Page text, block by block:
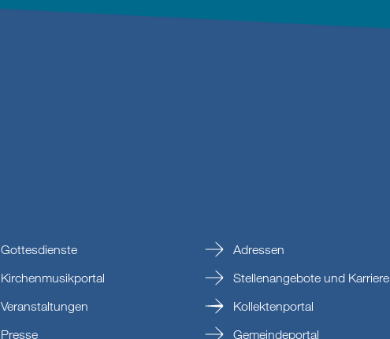
Gottesdienste
Kirchenmusikportal
Veranstaltungen
Presse
Adressen
Stellenangebote und Karriere
Kollektenportal
Gemeindeportal